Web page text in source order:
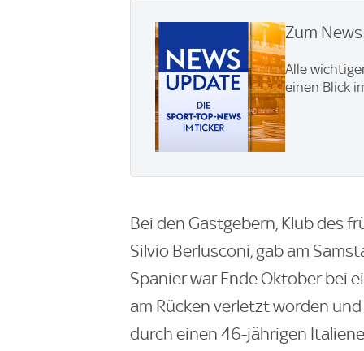
Zum
Alle
einen Blick
Bei den Gastgebern, Klub des
Silvio Berlusconi, gab am
Spanier war Ende Oktober bei
am Rücken verletzt worden
durch einen 46-jährigen